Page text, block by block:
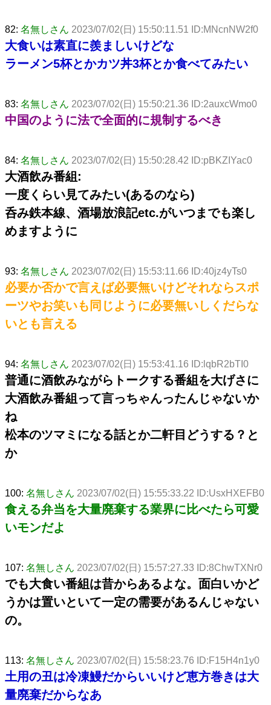
82: 名無しさん 2023/07/02(日) 15:50:11.51 ID:MNcnNW2f0
大食いは素直に羨ましいけどな
ラーメン5杯とかカツ丼3杯とか食べてみたい
83: 名無しさん 2023/07/02(日) 15:50:21.36 ID:2auxcWmo0
中国のように法で全面的に規制するべき
84: 名無しさん 2023/07/02(日) 15:50:28.42 ID:pBKZIYac0
大酒飲み番組:
一度くらい見てみたい(あるのなら)
呑み鉄本線、酒場放浪記etc.がいつまでも楽し
めますように
93: 名無しさん 2023/07/02(日) 15:53:11.66 ID:40jz4yTs0
必要か否かで言えば必要無いけどそれならスポ
ーツやお笑いも同じように必要無いしくだらな
いとも言える
94: 名無しさん 2023/07/02(日) 15:53:41.16 ID:lqbR2bTI0
普通に酒飲みながらトークする番組を大げさに
大酒飲み番組って言っちゃんったんじゃないか
ね
松本のツマミになる話とか二軒目どうする？と
か
100: 名無しさん 2023/07/02(日) 15:55:33.22 ID:UsxHXEFB0
食える弁当を大量廃棄する業界に比べたら可愛
いモンだよ
107: 名無しさん 2023/07/02(日) 15:57:27.33 ID:8ChwTXNr0
でも大食い番組は昔からあるよな。面白いかど
うかは置いといて一定の需要があるんじゃない
の。
113: 名無しさん 2023/07/02(日) 15:58:23.76 ID:F15H4n1y0
土用の丑は冷凍鰻だからいいけど恵方巻きは大
量廃棄だからなあ